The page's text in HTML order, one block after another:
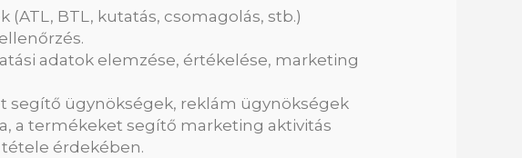
BTL, kutatás, csomagolás, stb.)
adatok elemzése, értékelése, marketing
segítő ügynökségek, reklám ügynökségek
a termékeket segítő marketing aktivitás
érdekében.